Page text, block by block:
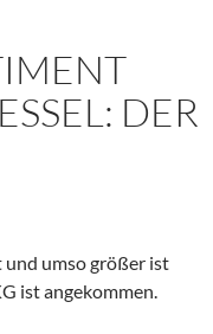
DER
umso größer ist
ist angekommen.